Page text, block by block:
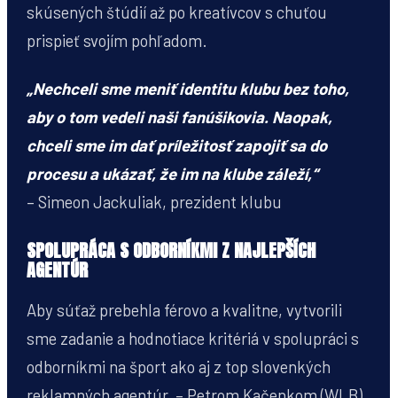
skúsených štúdií až po kreatívcov s chuťou
prispieť svojím pohľadom.
„Nechceli sme meniť identitu klubu bez toho,
aby o tom vedeli naši fanúšikovia. Naopak,
chceli sme im dať príležitosť zapojiť sa do
procesu a ukázať, že im na klube záleží,“
– Simeon Jackuliak, prezident klubu
SPOLUPRÁCA S ODBORNÍKMI Z NAJLEPŠÍCH
AGENTÚR
Aby súťaž prebehla férovo a kvalitne, vytvorili
sme zadanie a hodnotiace kritériá v spolupráci s
odborníkmi na šport ako aj z top slovenkých